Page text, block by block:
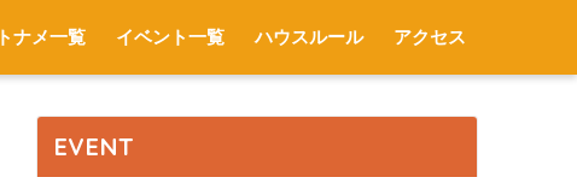
トナメ一覧 イベント一覧 ハウスルール アクセス
EVENT